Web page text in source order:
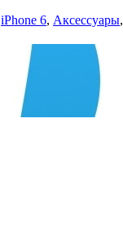
iPhone 6, Аксессуары,